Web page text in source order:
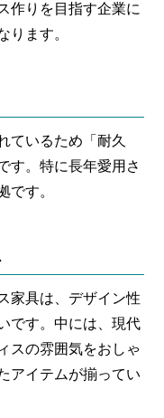
作りを目指す企業に
ります。
ているため「耐久
す。特に長年愛用さ
です。
家具は、デザイン性
です。中には、現代
スの雰囲気をおしゃ
アイテムが揃ってい